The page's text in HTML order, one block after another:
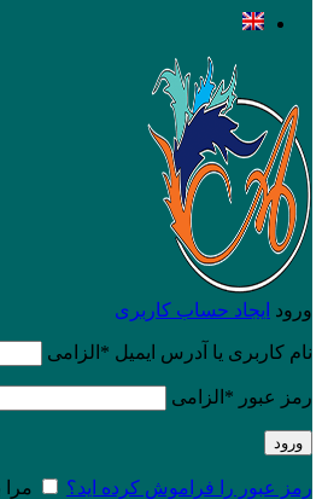
ورود ایجاد حساب کاربری
نام کاربری یا آدرس ایمیل * الزامی
رمز عبور * الزامی
ورود
رمز عبور را فراموش کرده اید؟ مرا